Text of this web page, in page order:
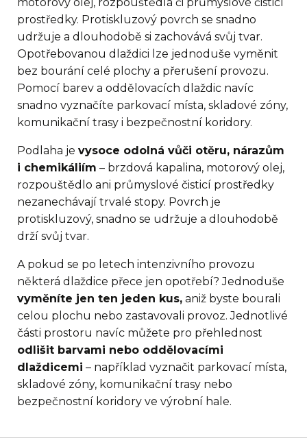
motorový olej, rozpouštědla či průmyslové čisticí
prostředky. Protiskluzový povrch se snadno
udržuje a dlouhodobě si zachovává svůj tvar.
Opotřebovanou dlaždici lze jednoduše vyměnit
bez bourání celé plochy a přerušení provozu.
Pomocí barev a oddělovacích dlaždic navíc
snadno vyznačíte parkovací místa, skladové zóny,
komunikační trasy i bezpečnostní koridory.
Podlaha je vysoce odolná vůči otěru, nárazům
i chemikáliím – brzdová kapalina, motorový olej,
rozpouštědlo ani průmyslové čisticí prostředky
nezanechávají trvalé stopy. Povrch je
protiskluzový, snadno se udržuje a dlouhodobě
drží svůj tvar.
A pokud se po letech intenzivního provozu
některá dlaždice přece jen opotřebí? Jednoduše
vyměníte jen ten jeden kus, aniž byste bourali
celou plochu nebo zastavovali provoz. Jednotlivé
části prostoru navíc můžete pro přehlednost
odlišit barvami nebo oddělovacími
dlaždicemi – například vyznačit parkovací místa,
skladové zóny, komunikační trasy nebo
bezpečnostní koridory ve výrobní hale.